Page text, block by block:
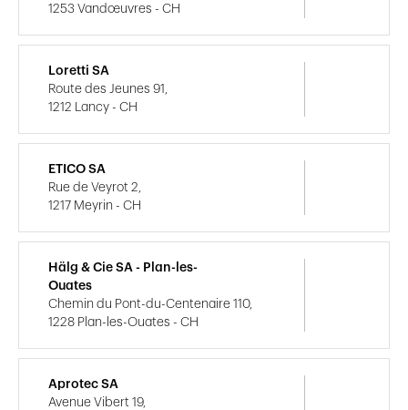
1253 Vandœuvres - CH
Loretti SA
Route des Jeunes 91,
1212 Lancy - CH
ETICO SA
Rue de Veyrot 2,
1217 Meyrin - CH
Hälg & Cie SA - Plan-les-
Ouates
Chemin du Pont-du-Centenaire 110,
1228 Plan-les-Ouates - CH
Aprotec SA
Avenue Vibert 19,